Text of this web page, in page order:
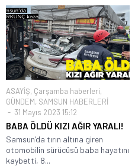
ASAYİŞ, Çarşamba haberleri,
GÜNDEM, SAMSUN HABERLERİ
31 Mayıs 2023 15:12
BABA ÖLDÜ KIZI AĞIR YARALI!
Samsun’da tırın altına giren
otomobilin sürücüsü baba hayatını
kaybetti, 8...